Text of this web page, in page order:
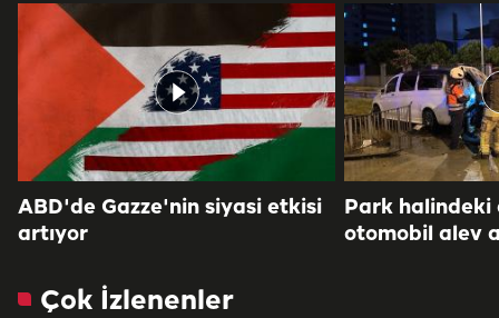
ABD'de Gazze'nin siyasi etkisi
artıyor
Park halindeki
otomobil alev
Çok İzlenenler